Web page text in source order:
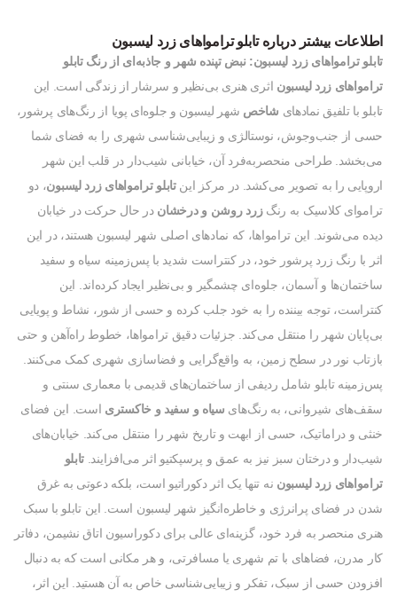
اطلاعات بیشتر درباره تابلو ترامواهای زرد لیسبون
تابلو ترامواهای زرد لیسبون: نبض تپنده شهر و جاذبه‌ای از رنگ تابلو
ترامواهای زرد لیسبون اثری هنری بی‌نظیر و سرشار از زندگی است. این
تابلو با تلفیق نمادهای شاخص شهر لیسبون و جلوه‌ای پویا از رنگ‌های پرشور،
حسی از جنب‌وجوش، نوستالژی و زیبایی‌شناسی شهری را به فضای شما
می‌بخشد. طراحی منحصربه‌فرد آن، خیابانی شیب‌دار در قلب این شهر
اروپایی را به تصویر می‌کشد. در مرکز اینتابلو ترامواهای زرد لیسبون، دو
تراموای کلاسیک به رنگزرد روشن و درخشان در حال حرکت در خیابان
دیده می‌شوند. این ترامواها، که نمادهای اصلی شهر لیسبون هستند، در این
اثر با رنگ زرد پرشور خود، در کنتراست شدید با پس‌زمینه سیاه و سفید
ساختمان‌ها و آسمان، جلوه‌ای چشمگیر و بی‌نظیر ایجاد کرده‌اند. این
کنتراست، توجه بیننده را به خود جلب کرده و حسی از شور، نشاط و پویایی
بی‌پایان شهر را منتقل می‌کند. جزئیات دقیق ترامواها، خطوط راه‌آهن و حتی
بازتاب نور در سطح زمین، به واقع‌گرایی و فضاسازی شهری کمک می‌کنند.
پس‌زمینه تابلو شامل ردیفی از ساختمان‌های قدیمی با معماری سنتی و
سقف‌های شیروانی، به رنگ‌های سیاه و سفید و خاکستری است. این فضای
خنثی و دراماتیک، حسی از ابهت و تاریخ شهر را منتقل می‌کند. خیابان‌های
شیب‌دار و درختان سبز نیز به عمق و پرسپکتیو اثر می‌افزایند. تابلو
ترامواهای زرد لیسبون نه تنها یک اثر دکوراتیو است، بلکه دعوتی به غرق
شدن در فضای پرانرژی و خاطره‌انگیز شهر لیسبون است. این تابلو با سبک
هنری منحصر به فرد خود، گزینه‌ای عالی برای دکوراسیون اتاق نشیمن، دفاتر
کار مدرن، فضاهای با تم شهری یا مسافرتی، و هر مکانی است که به دنبال
افزودن حسی از سبک، تفکر و زیبایی‌شناسی خاص به آن هستید. این اثر،